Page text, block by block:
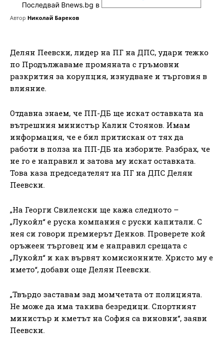
Последвай Bnews.bg в
Автор Николай Бареков
Делян Пеевски, лидер на ПГ на ДПС, удари тежко
по Продължаваме промяната с гръмовни
разкрития за корупция, изнудване и търговия в
влияние.
Отдавна знаем, че ПП-ДБ ще искат оставката на
вътрешния министър Калин Стоянов. Имам
информация, че е бил притискан от тях да
работи в полза на ПП-ДБ на изборите. Разбрах, че
не го е направил и затова му искат оставката.
Това каза председателят на ПГ на ДПС Делян
Пеевски.
„На Георги Свиленски ще кажа следното –
„Лукойл“ е руска компания с руски капитали. С
нея си говори премиерът Денков. Проверете кой
оръжеен търговец им е направил срещата с
„Лукойл“ и как вървят комисионните. Христо му е
името“, добави още Делян Пеевски.
„Твърдо заставам зад момчетата от полицията.
Не може да има такива безредици. Спортният
министър и кметът на София са виновни“, заяви
Пеевски.